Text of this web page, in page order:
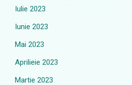
Iulie 2023
Iunie 2023
Mai 2023
Aprilieie 2023
Martie 2023